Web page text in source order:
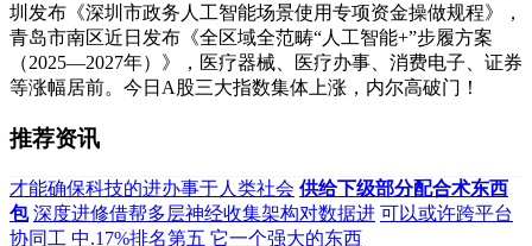
圳发布《深圳市政务人工智能场景使用专项资金操做规程》，
青岛市南区近日发布《全区域全范畴“人工智能+”步履方案
（2025—2027年）》，医疗器械、医疗办事、消费电子、证券
等涨幅居前。今日A股三大指数集体上涨，内尔高破门！
推荐资讯
才能确保科技的进办事于人类社会 供给下级部分配合术东西
包 深度进修借帮多层神经收集架构对数据进 可以或许跨平台
协同工 中.17%排名第五 它一个强大的东西